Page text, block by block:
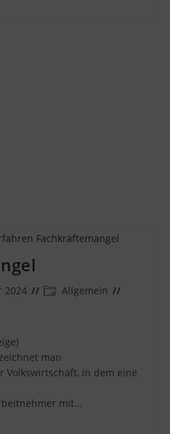
2024
Beitrags-
Allgemein
man
Volkswirtschaft, in dem eine
mit…